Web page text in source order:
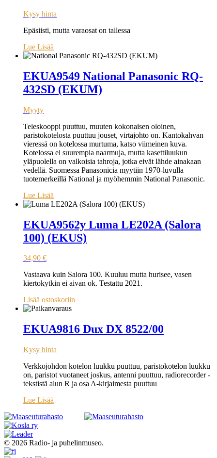
Kysy hinta
Epäsiisti, mutta varaosat on tallessa
Lue Lisää
EKUA9549 National Panasonic RQ-
432SD (EKUM)
Myyty
Teleskooppi puuttuu, muuten kokonaisen oloinen,
paristokotelosta puuttuu jouset, virtajohto on. Kantokahvan
vieressä on kotelossa murtuma, katso viimeinen kuva.
Kotelossa ei suurempia naarmuja, mutta kasettiluukun
yläpuolella on valkoisia tahroja, jotka eivät lähde ainakaan
vedellä. Suomessa Panasonicia myytiin 1970-luvulla
tuotemerkeillä National ja myöhemmin National Panasonic.
Lue Lisää
EKUA9562y Luma LE202A (Salora
100) (EKUS)
34,90 €
Vastaava kuin Salora 100. Kuuluu mutta hurisee, vasen
kiertokytkin ei aivan ok. Testattu 2021.
Lisää ostoskoriin
EKUA9816 Dux DX 8522/00
Kysy hinta
Verkkojohdon kotelon luukku puuttuu, paristokotelon luukku
on, paristot vuotaneet joskus, antenni puuttuu, radiorecorder -
tekstistä alun R ja osa A-kirjaimesta puuttuu
Lue Lisää
© 2026 Radio- ja puhelinmuseo.